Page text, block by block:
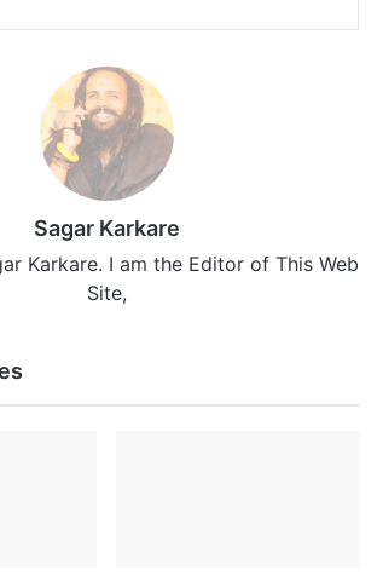
Sagar Karkare
Karkare. I am the Editor of This Web
Site,